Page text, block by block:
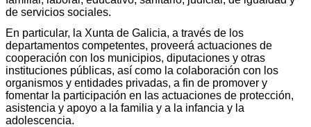
de servicios sociales.
En particular, la Xunta de Galicia, a través de los
departamentos competentes, proveerá actuaciones de
cooperación con los municipios, diputaciones y otras
instituciones públicas, así como la colaboración con los
organismos y entidades privadas, a fin de promover y
fomentar la participación en las actuaciones de protección,
asistencia y apoyo a la familia y a la infancia y la
adolescencia.